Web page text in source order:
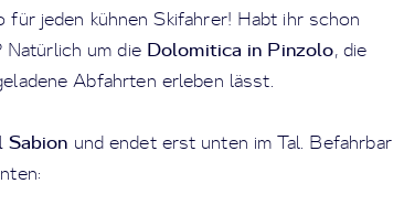
jeden kühnen Skifahrer! Habt ihr schon
um die Dolomitica in Pinzolo, die
Abfahrten erleben lässt.
Sabion und endet erst unten im Tal. Befahrbar